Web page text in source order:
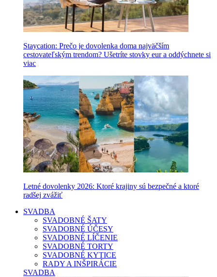
Staycation: Prečo je dovolenka doma najväčším
cestovateľským trendom? Ušetríte stovky eur a oddýchnete si
viac
Letné dovolenky 2026: Ktoré krajiny sú bezpečné a ktoré
radšej zvážiť
SVADBA
SVADOBNÉ ŠATY
SVADOBNÉ ÚČESY
SVADOBNÉ LÍČENIE
SVADOBNÉ TORTY
SVADOBNÉ KYTICE
RADY A INŠPIRÁCIE
SVADBA